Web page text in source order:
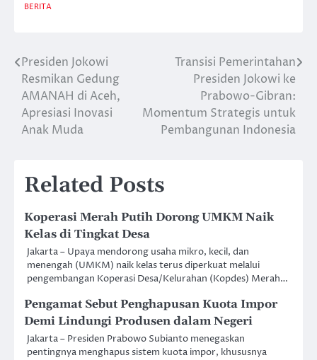
BERITA
Post
navigation
Presiden Jokowi
Resmikan Gedung
AMANAH di Aceh,
Apresiasi Inovasi
Anak Muda
Transisi Pemerintahan
Presiden Jokowi ke
Prabowo-Gibran:
Momentum Strategis untuk
Pembangunan Indonesia
Related Posts
Koperasi Merah Putih Dorong UMKM Naik
Kelas di Tingkat Desa
Jakarta – Upaya mendorong usaha mikro, kecil, dan
menengah (UMKM) naik kelas terus diperkuat melalui
pengembangan Koperasi Desa/Kelurahan (Kopdes) Merah…
Pengamat Sebut Penghapusan Kuota Impor
Demi Lindungi Produsen dalam Negeri
Jakarta – Presiden Prabowo Subianto menegaskan
pentingnya menghapus sistem kuota impor, khususnya